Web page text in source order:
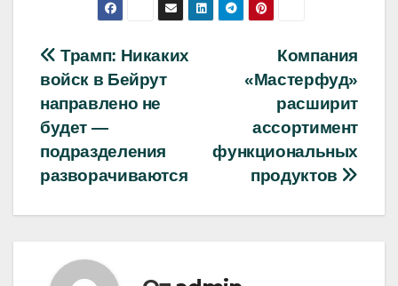
Навигация
по
записям
Компания
«Мастерфуд»
расширит
ассортимент
функциональных
продуктов
Трамп: Никаких
войск в Бейрут
направлено не
будет —
подразделения
разворачиваются